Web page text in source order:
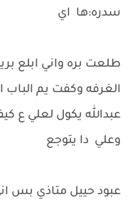
سدره:ها اي
طلعت بره واني ابلع
الغرفه وكفت يم
عبدالله يكول لعلي ع
وعلي دا يتوجع
عبود حييل متاذي بس